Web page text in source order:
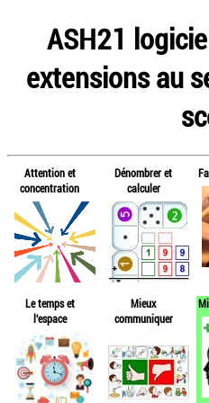
ASH21
extensions au
Attention et
concentration
Dénombrer et
calculer
Le temps et
l'espace
Mieux
communiquer